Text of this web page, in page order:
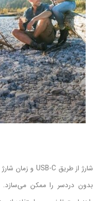
بدون دردسر را ممکن می‌سازد.